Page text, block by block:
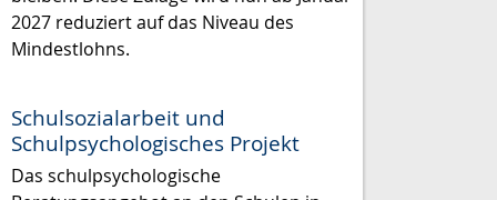
2027 reduziert auf das Niveau des
Mindestlohns.
Schulsozialarbeit und
Schulpsychologisches Projekt
Das schulpsychologische